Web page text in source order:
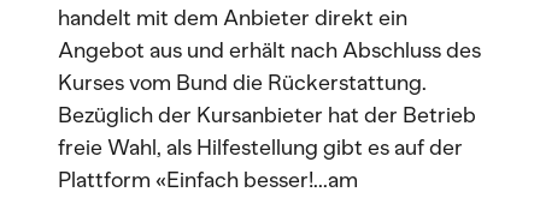
handelt mit dem Anbieter direkt ein
Angebot aus und erhält nach Abschluss des
Kurses vom Bund die Rückerstattung.
Bezüglich der Kursanbieter hat der Betrieb
freie Wahl, als Hilfestellung gibt es auf der
Plattform «Einfach besser!...am